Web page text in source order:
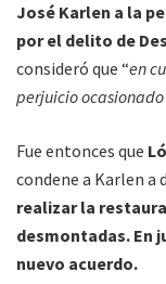
José Karlen a la
por el delito de
consideró que “en
perjuicio
Fue entonces que
condene a Karlen a
realizar la
desmontadas. En
nuevo acuerdo.